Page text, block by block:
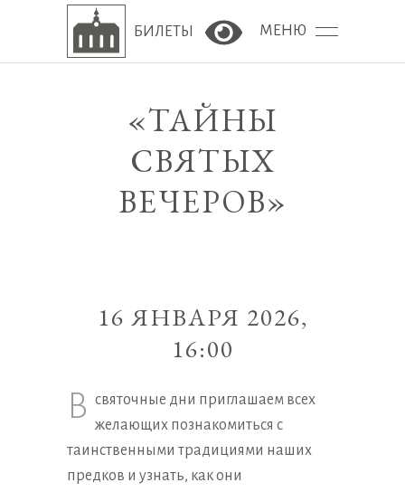
БИЛЕТЫ Версия сайта для
МЕНЮ
«ТАЙНЫ
СВЯТЫХ
ВЕЧЕРОВ»
16 ЯНВАРЯ 2026,
16:00
В святочные дни приглашаем всех
желающих познакомиться с
таинственными традициями наших
предков и узнать, как они